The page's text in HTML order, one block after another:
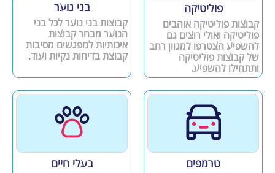
פוליטיקה
קבוצות פוליטיקה אוהבים
פוליטיקה ואולי רוצים גם
להשפיע הצטרפו למגוון רחב
של קבוצות פוליטיקה
ותתחילו להשפיע.
בני נוער
קבוצות בני נוער לכל בני
הנוער מבחר קבוצות
איכותיות למפגשים מסיבות
קבוצת בדיחות נקיות ועוד.
טרמפים בעלי חיים